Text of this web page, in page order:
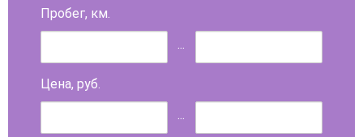
Пробег, км.
...
Цена, руб.
...